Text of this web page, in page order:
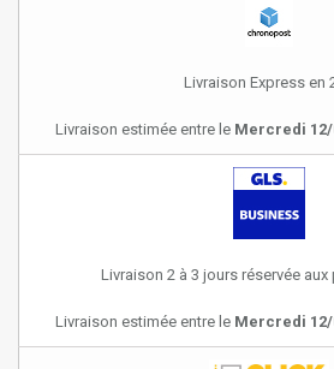
Livraison Express en
Livraison estimée entre le Mercredi 12/
Livraison 2 à 3 jours réservée
Livraison estimée entre le Mercredi 12/